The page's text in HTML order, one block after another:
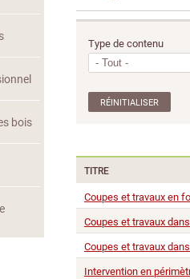
bois
Type de contenu
- Tout -
TITRE
Coupes et travaux en
Coupes et travaux
Coupes et travaux
Intervention en